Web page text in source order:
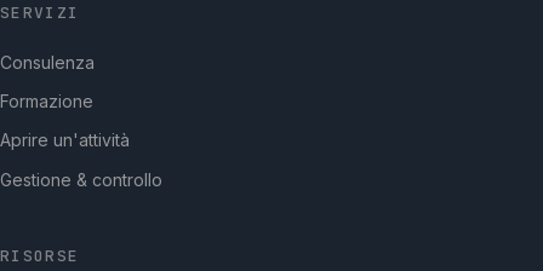
SERVIZI
Consulenza
Formazione
Aprire un'attività
Gestione & controllo
RISORSE